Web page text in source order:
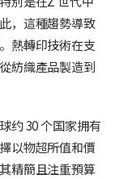
，這種趨勢導致
熱轉印技術在支
紡織產品製造到
约 30 个国家拥有
以物超所值和價
精簡且注重預算